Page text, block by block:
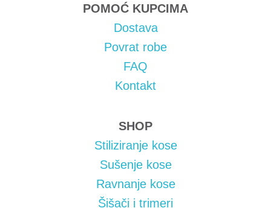
POMOĆ KUPCIMA
Dostava
Povrat robe
FAQ
Kontakt
SHOP
Stiliziranje kose
Sušenje kose
Ravnanje kose
Šišači i trimeri